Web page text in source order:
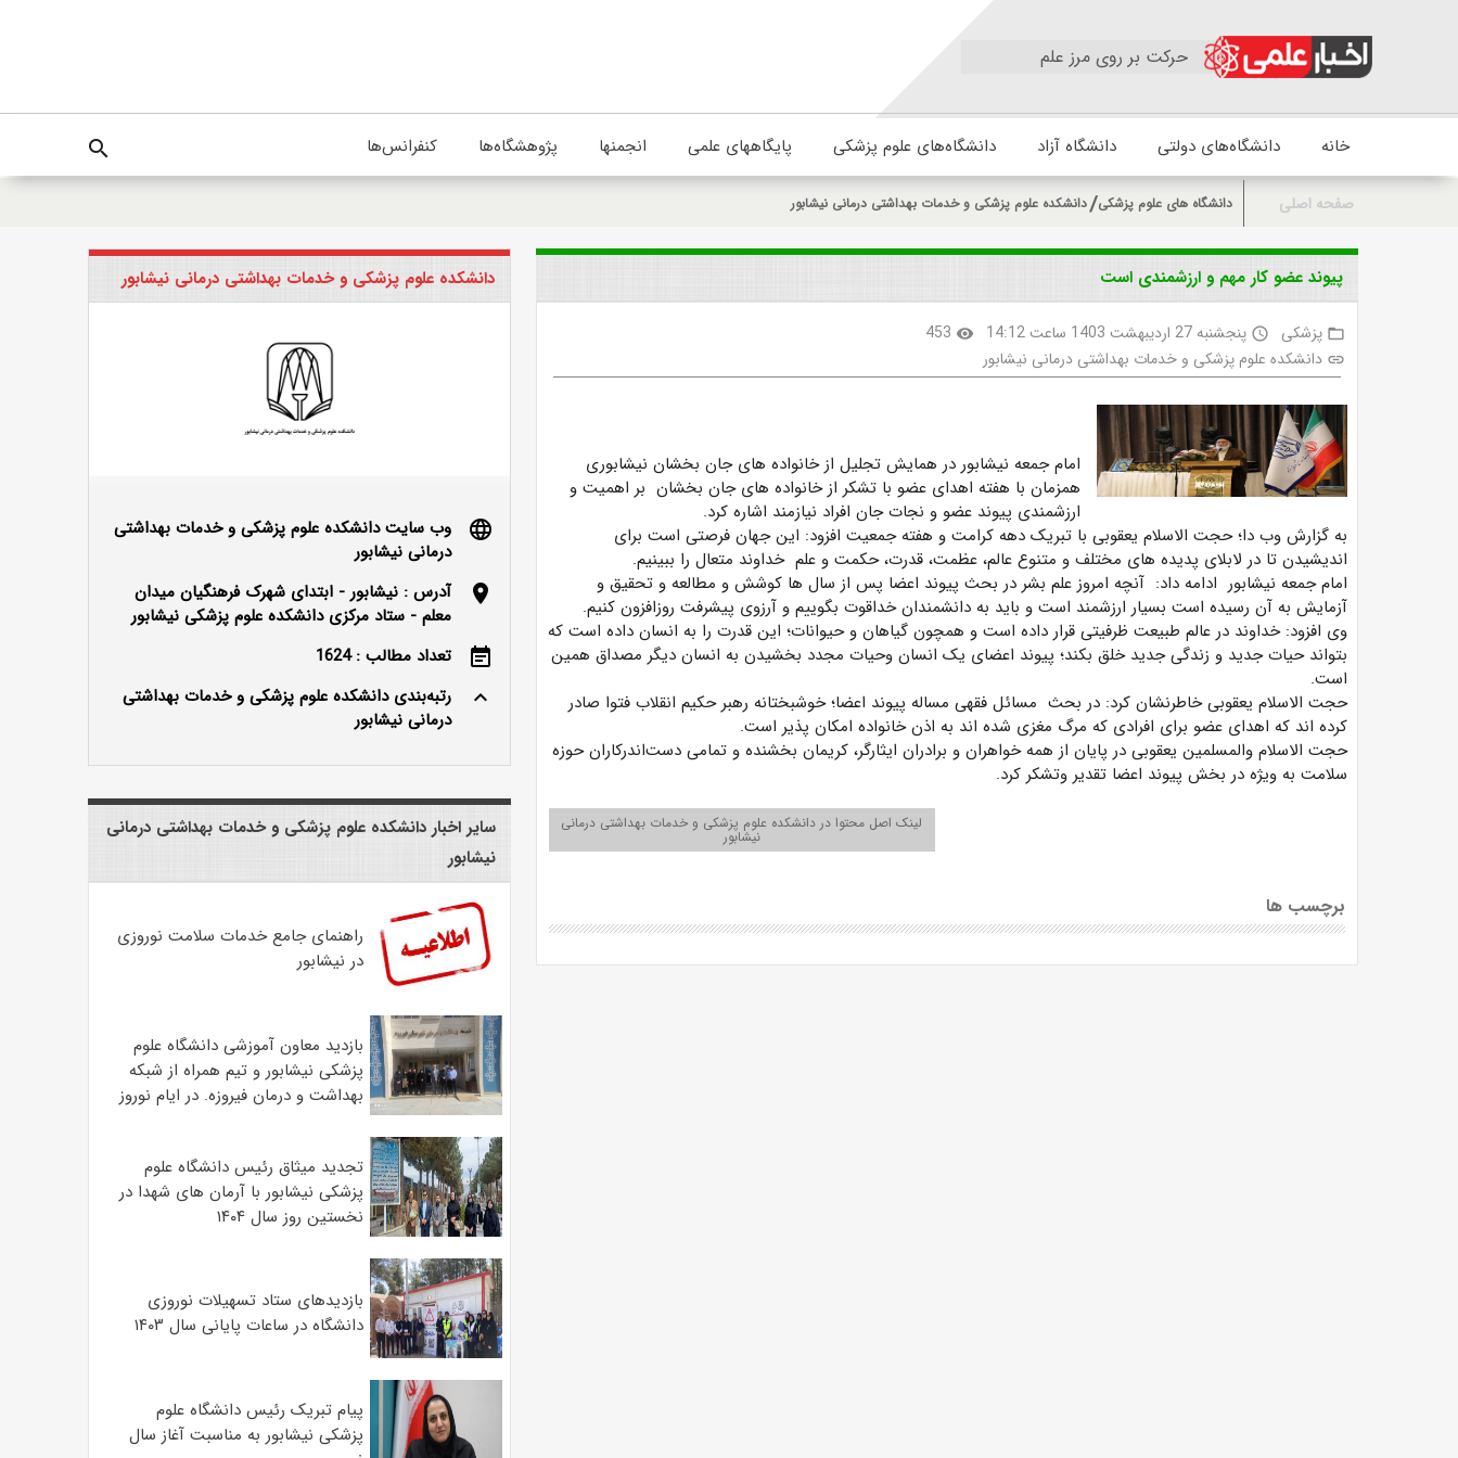
حرکت بر روی مرز علم
خانه دانشگاه‌های دولتی دانشگاه آزاد دانشگاه‌های علوم پزشکی پایگاههای علمی انجمنها پژوهشگاه‌ها کنفرانس‌ها search
صفحه اصلی دانشگاه های علوم پزشکی دانشکده علوم پزشکی و خدمات بهداشتی درمانی نیشابور
پیوند عضو کار مهم و ارزشمندی است
folder_open پزشکی access_time پنجشنبه 27 اردیبهشت 1403 ساعت 14:12 visibility
453
link دانشکده علوم پزشکی و خدمات بهداشتی درمانی نیشابور
امام جمعه نیشابور در همایش تجلیل از خانواده های جان بخشان نیشابوری
همزمان با هفته اهدای عضو با تشکر از خانواده های جان بخشان بر اهمیت و
ارزشمندی پیوند عضو و نجات جان افراد نیازمند اشاره کرد.
به گزارش وب دا؛ حجت الاسلام یعقوبی با تبریک دهه کرامت و هفته جمعیت افزود: این جهان فرصتی است برای
اندیشیدن تا در لابلای پدیده های مختلف و متنوع عالم، عظمت، قدرت، حکمت و علم خداوند متعال را ببینیم.
امام جمعه نیشابور ادامه داد: آنچه امروز علم بشر در بحث پیوند اعضا پس از سال ها کوشش و مطالعه و تحقیق و
آزمایش به آن رسیده است بسیار ارزشمند است و باید به دانشمندان خداقوت بگوییم و آرزوی پیشرفت روزافزون کنیم.
وی افزود: خداوند در عالم طبیعت ظرفیتی قرار داده است و همچون گیاهان و حیوانات؛ این قدرت را به انسان داده است که
بتواند حیات جدید و زندگی جدید خلق بکند؛ پیوند اعضای یک انسان و‌حیات مجدد بخشیدن به انسان دیگر مصداق همین
است.
حجت الاسلام یعقوبی خاطرنشان کرد: در بحث مسائل فقهی مساله پیوند اعضا؛ خوشبختانه رهبر حکیم انقلاب فتوا صادر
کرده اند که اهدای عضو برای افرادی که مرگ مغزی شده اند به اذن خانواده امکان پذیر است.
حجت الاسلام والمسلمین یعقوبی در پایان از همه خواهران و برادران ایثارگر، کریمان بخشنده و تمامی دست‌اندرکاران حوزه
سلامت به ویژه در بخش پیوند اعضا تقدیر و‌تشکر کرد.
لینک اصل محتوا در دانشکده علوم پزشکی و خدمات بهداشتی درمانی
نیشابور
برچسب ها
دانشکده علوم پزشکی و خدمات بهداشتی درمانی نیشابور
language
وب سایت دانشکده علوم پزشکی و خدمات بهداشتی
درمانی نیشابور
location_on
آدرس : نیشابور - ابتدای شهرک فرهنگیان میدان
معلم - ستاد مرکزی دانشکده علوم پزشکی نیشابور
event_note
تعداد مطالب : 1624
keyboard_arrow_up
رتبه‌بندی دانشکده علوم پزشکی و خدمات بهداشتی
درمانی نیشابور
سایر اخبار دانشکده علوم پزشکی و خدمات بهداشتی درمانی
نیشابور
راهنمای جامع خدمات سلامت نوروزی
در نیشابور
بازدید معاون آموزشی دانشگاه علوم
پزشکی نیشابور و تیم همراه از شبکه
بهداشت و درمان فیروزه. در ایام نوروز
تجدید میثاق رئیس دانشگاه علوم
پزشکی نیشابور با آرمان های شهدا در
نخستین روز سال ۱۴۰۴
بازدیدهای ستاد تسهیلات نوروزی
دانشگاه در ساعات پایانی سال ۱۴۰۳
پیام تبریک رئیس دانشگاه علوم
پزشکی نیشابور به مناسبت آغاز سال